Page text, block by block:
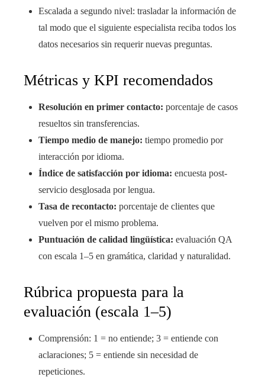
Escalada a segundo nivel: trasladar la información de
tal modo que el siguiente especialista reciba todos los
datos necesarios sin requerir nuevas preguntas.
Métricas y KPI recomendados
Resolución en primer contacto: porcentaje de casos
resueltos sin transferencias.
Tiempo medio de manejo: tiempo promedio por
interacción por idioma.
Índice de satisfacción por idioma: encuesta post-
servicio desglosada por lengua.
Tasa de recontacto: porcentaje de clientes que
vuelven por el mismo problema.
Puntuación de calidad lingüística: evaluación QA
con escala 1–5 en gramática, claridad y naturalidad.
Rúbrica propuesta para la
evaluación (escala 1–5)
Comprensión: 1 = no entiende; 3 = entiende con
aclaraciones; 5 = entiende sin necesidad de
repeticiones.